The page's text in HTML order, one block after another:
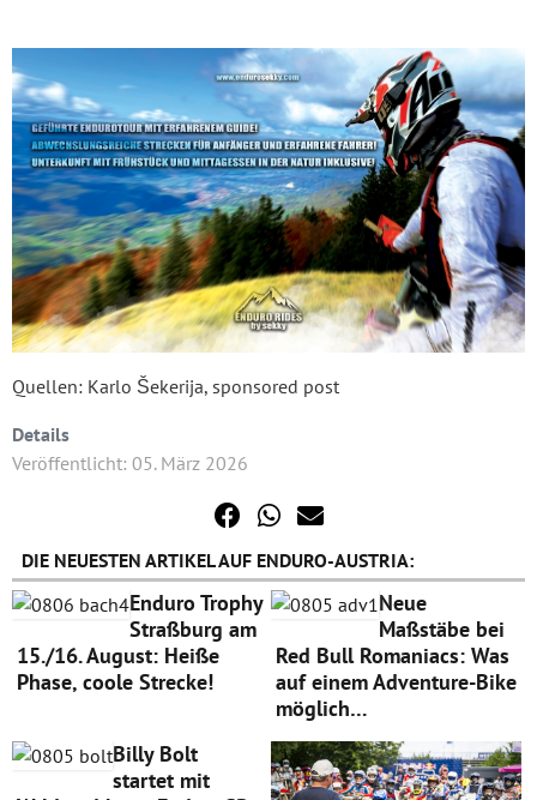
Quellen: Karlo Šekerija, sponsored post
Details
Veröffentlicht: 05. März 2026
DIE NEUESTEN ARTIKEL AUF ENDURO-AUSTRIA:
Enduro Trophy
Straßburg am
15./16. August: Heiße
Phase, coole Strecke!
Neue
Maßstäbe bei
Red Bull Romaniacs: Was
auf einem Adventure-Bike
möglich…
Billy Bolt
startet mit